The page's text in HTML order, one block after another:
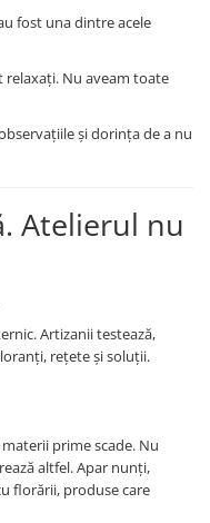
fost una dintre acele
Nu aveam toate
și dorința de a nu
Atelierul nu
Artizanii testează,
rețete și soluții.
prime scade. Nu
altfel. Apar nunți,
florării, produse care